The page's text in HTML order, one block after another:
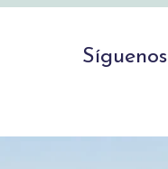
Síguenos